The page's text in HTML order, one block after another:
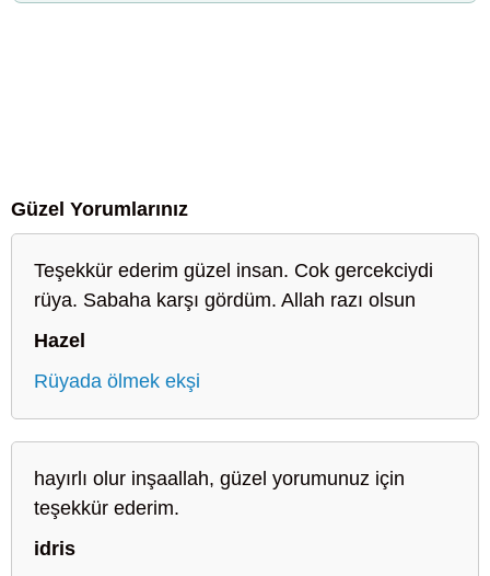
Güzel Yorumlarınız
Teşekkür ederim güzel insan. Cok gercekciydi
rüya. Sabaha karşı gördüm. Allah razı olsun
Hazel
Rüyada ölmek ekşi
hayırlı olur inşaallah, güzel yorumunuz için
teşekkür ederim.
idris